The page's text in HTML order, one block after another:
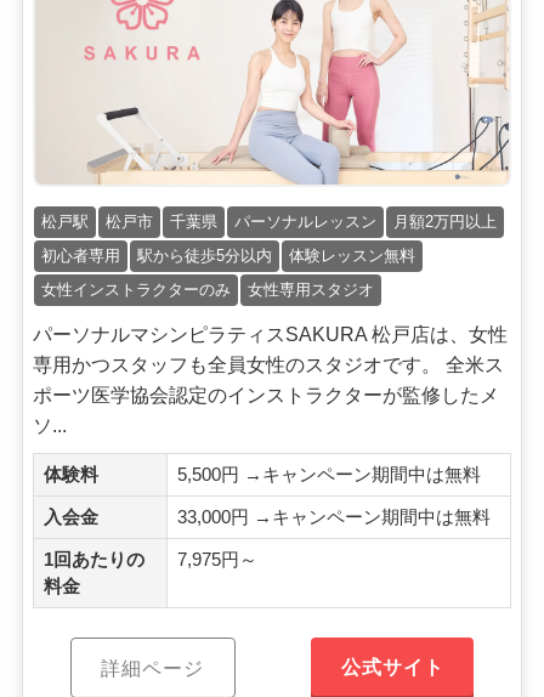
松戸駅 松戸市 千葉県 パーソナルレッスン
月額2万円以上
初心者専用
駅から徒歩5分以内
体験レッスン無料
女性インストラクターのみ
女性専用スタジオ
パーソナルマシンピラティスSAKURA 松戸店は、女性
専用かつスタッフも全員女性のスタジオです。 全米ス
ポーツ医学協会認定のインストラクターが監修したメ
ソ...
体験料 5,500円 →キャンペーン期間中は無料
入会金 33,000円 →キャンペーン期間中は無料
1回あたりの
料金
7,975円～
詳細ページ 公式サイト